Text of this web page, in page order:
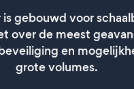
gebouwd voor
over de meest
en
grote volumes.